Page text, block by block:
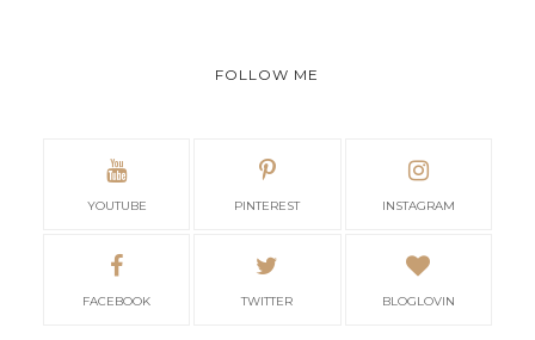
FOLLOW ME
YOUTUBE PINTEREST INSTAGRAM
FACEBOOK TWITTER BLOGLOVIN